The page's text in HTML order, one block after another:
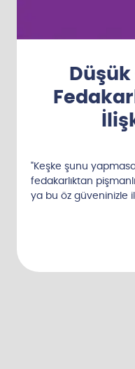
"Keşke şunu
fedakarlıktan
ya bu öz güveninizle